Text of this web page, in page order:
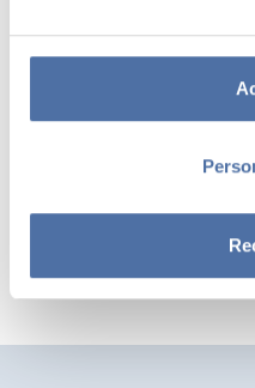
las ranuras y la parte trasera de
imantada que fortalece la unión
se desprendan del colgador de
metacrilato y mineral de hierro